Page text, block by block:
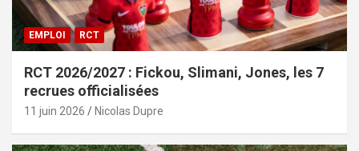
EMPLOI RCT
RCT 2026/2027 : Fickou, Slimani, Jones, les 7
recrues officialisées
11 juin 2026 Nicolas Dupre